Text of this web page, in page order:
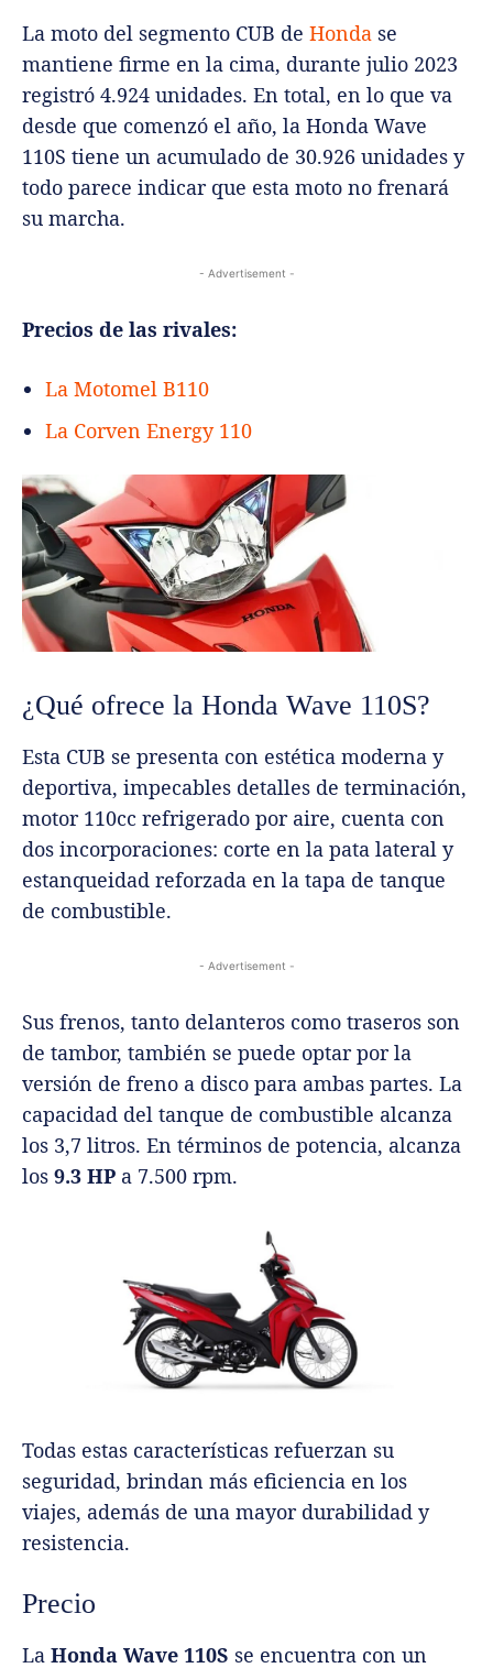
La moto del segmento CUB de Honda se
mantiene firme en la cima, durante julio 2023
registró 4.924 unidades. En total, en lo que va
desde que comenzó el año, la Honda Wave
110S tiene un acumulado de 30.926 unidades y
todo parece indicar que esta moto no frenará
su marcha.
- Advertisement -
Precios de las rivales:
La Motomel B110
La Corven Energy 110
¿Qué ofrece la Honda Wave 110S?
Esta CUB se presenta con estética moderna y
deportiva, impecables detalles de terminación,
motor 110cc refrigerado por aire, cuenta con
dos incorporaciones: corte en la pata lateral y
estanqueidad reforzada en la tapa de tanque
de combustible.
- Advertisement -
Sus frenos, tanto delanteros como traseros son
de tambor, también se puede optar por la
versión de freno a disco para ambas partes. La
capacidad del tanque de combustible alcanza
los 3,7 litros. En términos de potencia, alcanza
los 9.3 HP a 7.500 rpm.
Todas estas características refuerzan su
seguridad, brindan más eficiencia en los
viajes, además de una mayor durabilidad y
resistencia.
Precio
La Honda Wave 110S se encuentra con un